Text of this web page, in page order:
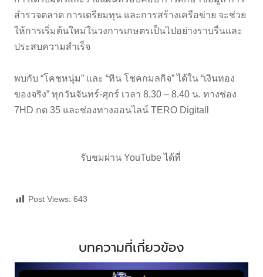
สำรวจตลาด การเตรียมทุน และการสร้างเครือข่าย จะช่วย
ให้การเริ่มต้นใหม่ในวงการเกษตรเป็นไปอย่างราบรื่นและ
ประสบความสำเร็จ
พบกับ “โคชหนุ่ม” และ “ทิน โชคกมลกิจ” ได้ใน “เงินทอง
ของจริง” ทุกวันจันทร์-ศุกร์ เวลา 8.30 – 8.40 น. ทางช่อง
7HD กด 35 และช่องทางออนไลน์ TERO Digitall
รับชมผ่าน YouTube ได้ที่
Post Views: 643
บทความที่เกี่ยวข้อง